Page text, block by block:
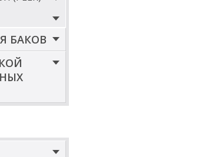
БАКОВ